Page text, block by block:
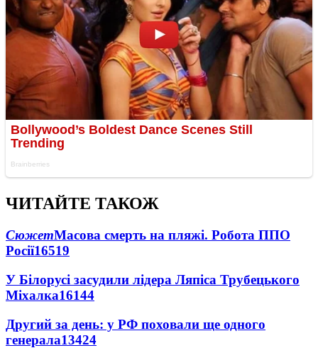
ЧИТАЙТЕ ТАКОЖ
СюжетМасова смерть на пляжі. Робота ППО
Росії16519
У Білорусі засудили лідера Ляпіса Трубецького
Міхалка16144
Другий за день: у РФ поховали ще одного
генерала13424